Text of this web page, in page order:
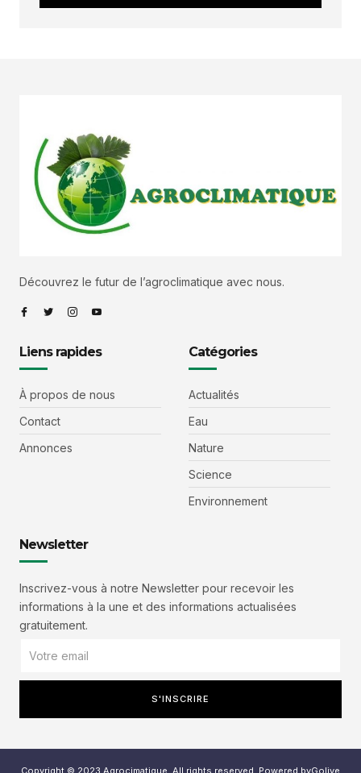
Découvrez le futur de l’agroclimatique avec nous.
Liens rapides
À propos de nous
Contact
Annonces
Catégories
Actualités
Eau
Nature
Science
Environnement
Newsletter
Inscrivez-vous à notre Newsletter pour recevoir les
informations à la une et des informations actualisées
gratuitement.
S'INSCRIRE